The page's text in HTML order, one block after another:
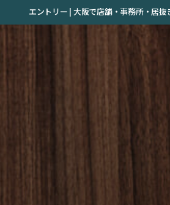
エントリー | 大阪で店舗・事務所・居